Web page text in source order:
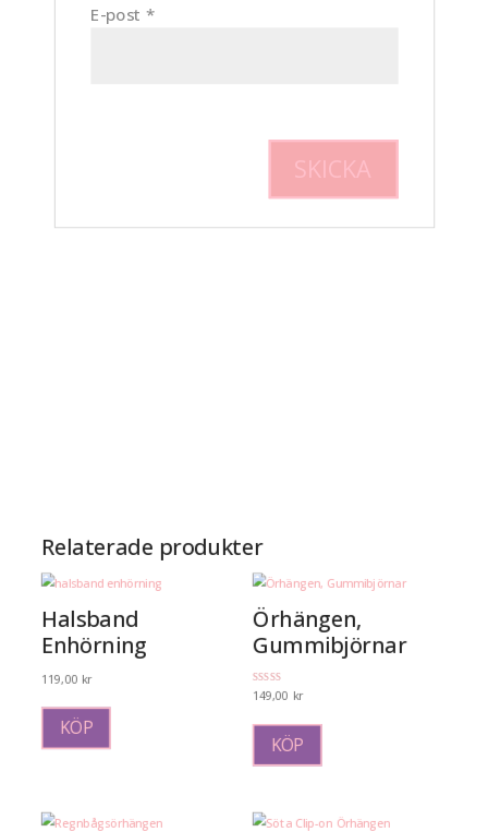
E-post *
Relaterade produkter
Halsband
Enhörning
119,00 kr
KÖP
Örhängen,
Gummibjörnar
Betygsatt
5.00
149,00 kr
KÖP
varianter.